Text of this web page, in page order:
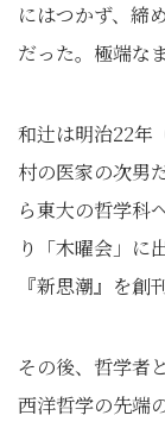
にはつかず、締
だった。極端な
和辻は明治22年
村の医家の次男
ら東大の哲学科
り「木曜会」に
『新思潮』を創
その後、哲学者
西洋哲学の先端